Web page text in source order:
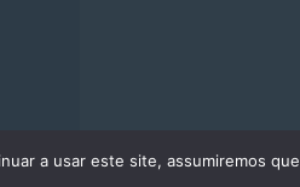
a usar este site, assumiremos